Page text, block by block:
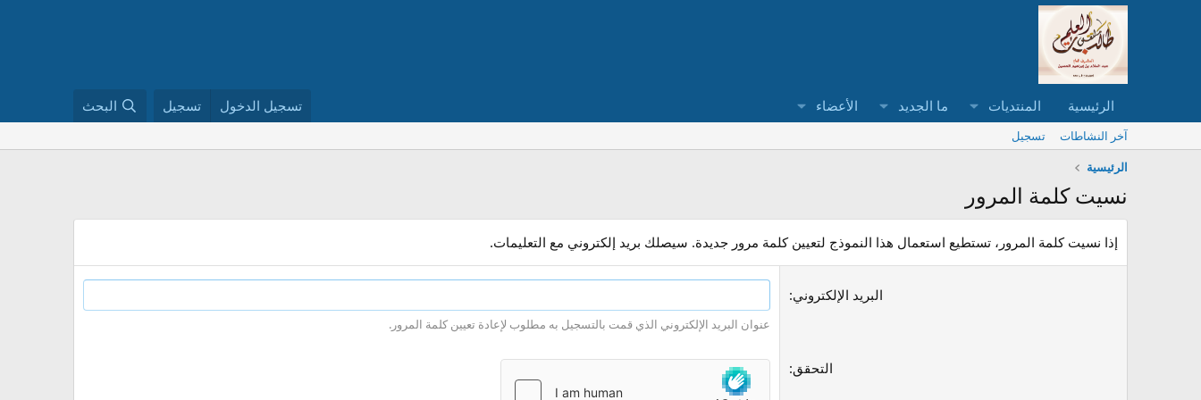
الرئيسية المنتديات ما الجديد الأعضاء تسجيل الدخول تسجيل البحث
آخر النشاطات
تسجيل
الرئيسية
نسيت كلمة المرور
إذا نسيت كلمة المرور، تستطيع استعمال هذا النموذج لتعيين كلمة مرور جديدة. سيصلك بريد إلكتروني مع التعليمات.
البريد الإلكتروني
عنوان البريد الإلكتروني الذي قمت بالتسجيل به مطلوب لإعادة تعيين كلمة المرور.
التحقق